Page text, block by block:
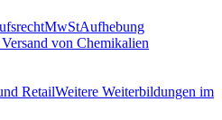
MwStAufhebung
von Chemikalien
RetailWeitere Weiterbildungen im